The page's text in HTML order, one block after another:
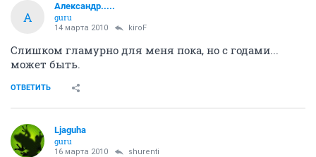
А
Александр.....
guru
14 марта 2010 kiroF
Слишком гламурно для меня пока, но с годами...
может быть.
ОТВЕТИТЬ
Ljaguha
guru
16 марта 2010 shurenti